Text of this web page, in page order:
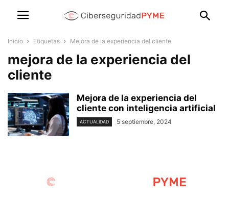
Inicio Etiquetas Mejora de la experiencia del cliente
mejora de la experiencia del
cliente
Mejora de la experiencia del
cliente con inteligencia artificial
ACTUALIDAD 5 septiembre, 2024